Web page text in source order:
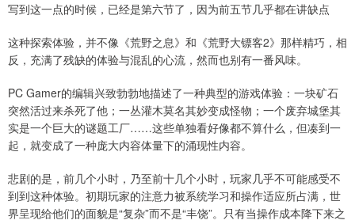
写到这一点的时候，已经是第六节了，因为前五节几乎都在讲缺点
这种探索体验，并不像《荒野之息》和《荒野大镖客2》那样精巧，相
反，充满了残缺的体验与混乱的心流，然而也别有一番风味。
PC Gamer的编辑兴致勃勃地描述了一种典型的游戏体验：一块矿石
突然活过来杀死了他；一丛灌木莫名其妙变成怪物；一个废弃城堡其
实是一个巨大的谜题工厂……这些单独看好像都不算什么，但凑到一
起，就变成了一种庞大内容体量下的涌现性内容。
悲剧的是，前几个小时，乃至前十几个小时，玩家几乎不可能感受不
到到这种体验。初期玩家的注意力被系统学习和操作适应所占满，世
界呈现给他们的面貌是“复杂”而不是“丰饶”。只有当操作成本降下来之